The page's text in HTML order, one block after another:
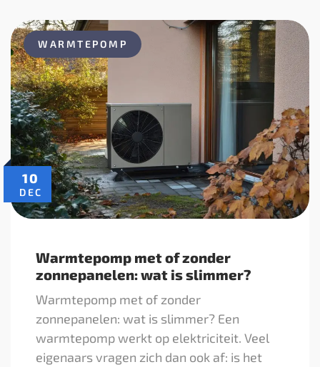
10
DEC
WARMTEPOMP
Warmtepomp met of zonder
zonnepanelen: wat is slimmer?
Warmtepomp met of zonder
zonnepanelen: wat is slimmer? Een
warmtepomp werkt op elektriciteit. Veel
eigenaars vragen zich dan ook af: is het